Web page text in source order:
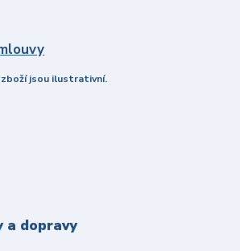
jsou ilustrativní.
a dopravy